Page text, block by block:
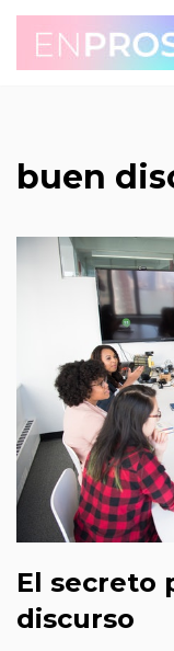
Saltar
buen
El secreto
discurso